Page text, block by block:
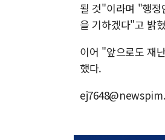
될 것"이라며 "행정
을 기하겠다"고 밝
이어 "앞으로도 재
했다.